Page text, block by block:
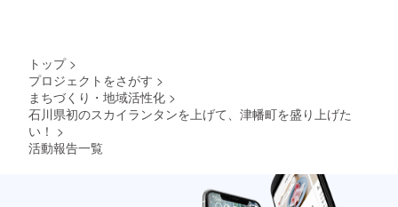
日に延期予定になっていま
す。 8日の11時にHPにて開
催の有無を発表します。 当
日はHPを確認の上来場くだ
リート/くりから山開山1300
トップ >
プロジェクトをさがす >
まちづくり・地域活性化 >
石川県初のスカイランタンを上げて、津幡町を盛り上げた
い！ >
活動報告一覧